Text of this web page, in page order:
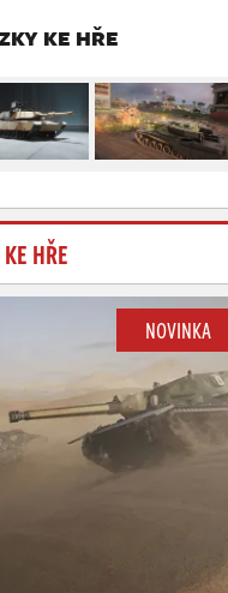
KE HŘE
HŘE
NOVINKA